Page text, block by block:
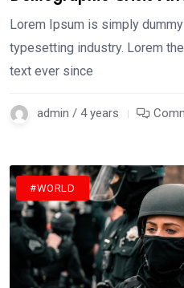
Lorem Ipsum is simply
typesetting industry. Lorem
text ever since
admin / 4 years
#WORLD